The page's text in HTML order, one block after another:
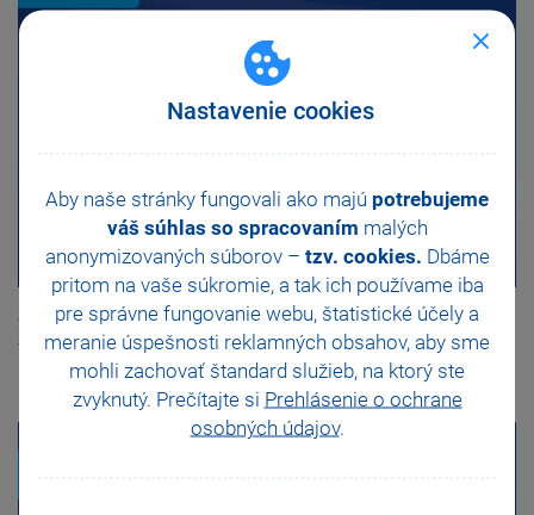
Nastavenie cookies
Aby naše stránky fungovali ako majú potrebujeme
váš súhlas so spracovaním malých
anonymizovaných súborov – tzv. cookies. Dbáme
pritom na vaše súkromie, a tak ich používame iba
pre správne fungovanie webu, štatistické účely a
meranie úspešnosti reklamných obsahov, aby sme
mohli zachovať štandard služieb, na ktorý ste
zvyknutý. Prečítajte si Prehlásenie o ochrane
osobných údajov.
E-learning mPOHODA - 6. Synchronizácia údajov z programu
POHODA